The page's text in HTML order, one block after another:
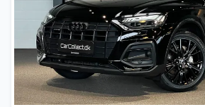
Automatisk lys
Automatisk nødbremse